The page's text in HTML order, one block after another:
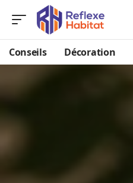
Conseils Décoration